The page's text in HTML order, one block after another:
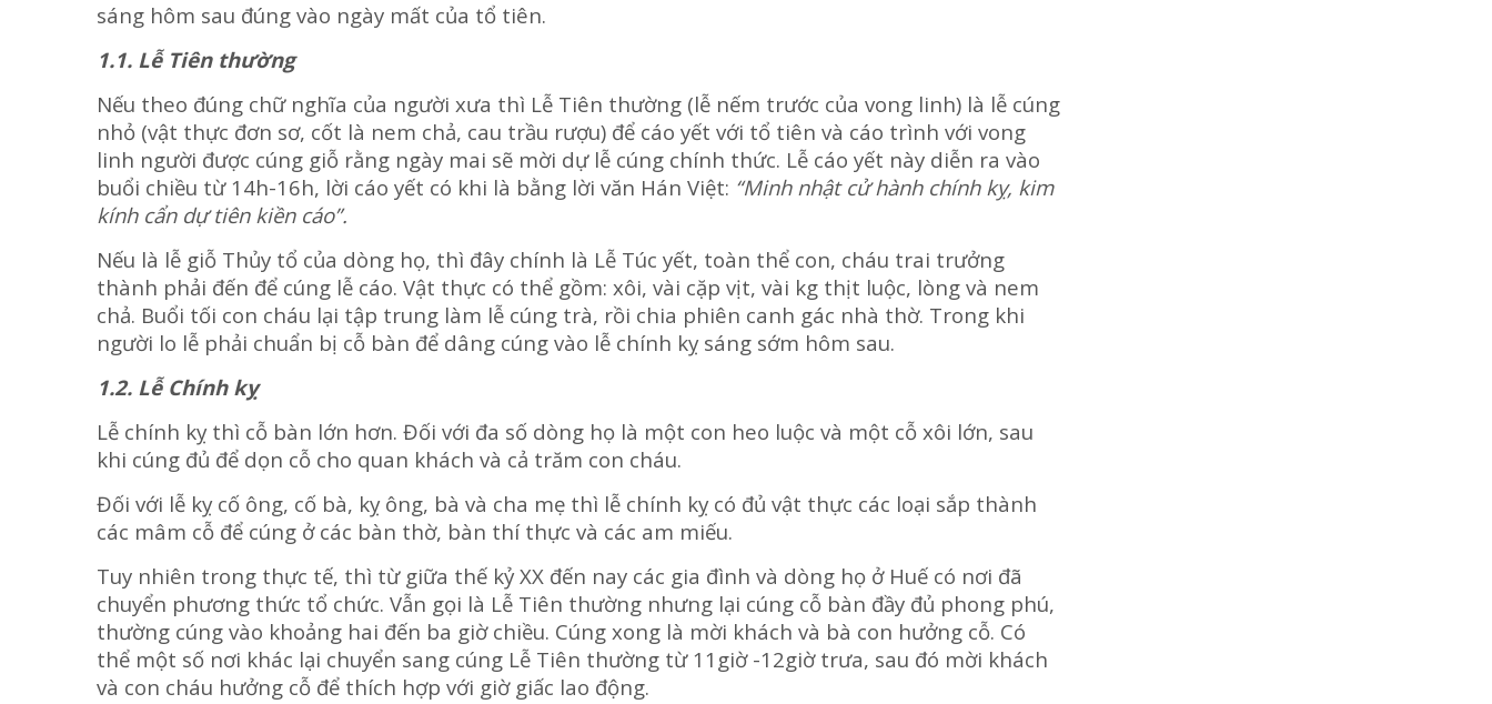
sáng hôm sau đúng vào ngày mất của tổ tiên.
1.1. Lễ Tiên thường
Nếu theo đúng chữ nghĩa của người xưa thì Lễ Tiên thường (lễ nếm trước của vong linh) là lễ cúng
nhỏ (vật thực đơn sơ, cốt là nem chả, cau trầu rượu) để cáo yết với tổ tiên và cáo trình với vong
linh người được cúng giỗ rằng ngày mai sẽ mời dự lễ cúng chính thức. Lễ cáo yết này diễn ra vào
buổi chiều từ 14h-16h, lời cáo yết có khi là bằng lời văn Hán Việt: “Minh nhật cử hành chính kỵ, kim
kính cẩn dự tiên kiền cáo”.
Nếu là lễ giỗ Thủy tổ của dòng họ, thì đây chính là Lễ Túc yết, toàn thể con, cháu trai trưởng
thành phải đến để cúng lễ cáo. Vật thực có thể gồm: xôi, vài cặp vịt, vài kg thịt luộc, lòng và nem
chả. Buổi tối con cháu lại tập trung làm lễ cúng trà, rồi chia phiên canh gác nhà thờ. Trong khi
người lo lễ phải chuẩn bị cỗ bàn để dâng cúng vào lễ chính kỵ sáng sớm hôm sau.
1.2. Lễ Chính kỵ
Lễ chính kỵ thì cỗ bàn lớn hơn. Đối với đa số dòng họ là một con heo luộc và một cỗ xôi lớn, sau
khi cúng đủ để dọn cỗ cho quan khách và cả trăm con cháu.
Đối với lễ kỵ cố ông, cố bà, kỵ ông, bà và cha mẹ thì lễ chính kỵ có đủ vật thực các loại sắp thành
các mâm cỗ để cúng ở các bàn thờ, bàn thí thực và các am miếu.
Tuy nhiên trong thực tế, thì từ giữa thế kỷ XX đến nay các gia đình và dòng họ ở Huế có nơi đã
chuyển phương thức tổ chức. Vẫn gọi là Lễ Tiên thường nhưng lại cúng cỗ bàn đầy đủ phong phú,
thường cúng vào khoảng hai đến ba giờ chiều. Cúng xong là mời khách và bà con hưởng cỗ. Có
thể một số nơi khác lại chuyển sang cúng Lễ Tiên thường từ 11giờ -12giờ trưa, sau đó mời khách
và con cháu hưởng cỗ để thích hợp với giờ giấc lao động.